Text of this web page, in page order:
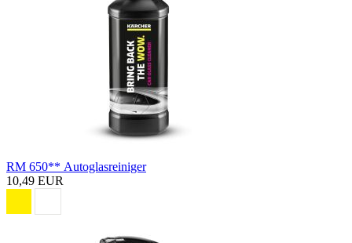
RM 650** Autoglasreiniger
10,49 EUR